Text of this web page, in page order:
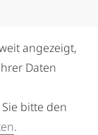
angezeigt,
Daten
bitte den
.